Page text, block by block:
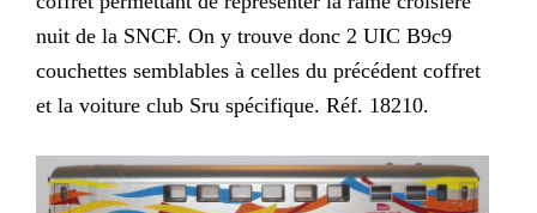
nuit de la SNCF. On y trouve donc 2 UIC B9c9
couchettes semblables à celles du précédent coffret
et la voiture club Sru spécifique. Réf. 18210.